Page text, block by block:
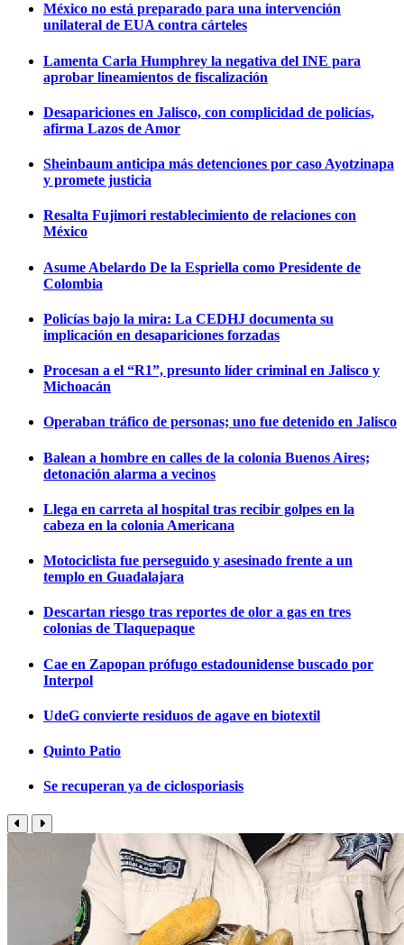
México no está preparado para una intervención
unilateral de EUA contra cárteles
Lamenta Carla Humphrey la negativa del INE para
aprobar lineamientos de fiscalización
Desapariciones en Jalisco, con complicidad de policías,
afirma Lazos de Amor
Sheinbaum anticipa más detenciones por caso Ayotzinapa
y promete justicia
Resalta Fujimori restablecimiento de relaciones con
México
Asume Abelardo De la Espriella como Presidente de
Colombia
Policías bajo la mira: La CEDHJ documenta su
implicación en desapariciones forzadas
Procesan a el “R1”, presunto líder criminal en Jalisco y
Michoacán
Operaban tráfico de personas; uno fue detenido en Jalisco
Balean a hombre en calles de la colonia Buenos Aires;
detonación alarma a vecinos
Llega en carreta al hospital tras recibir golpes en la
cabeza en la colonia Americana
Motociclista fue perseguido y asesinado frente a un
templo en Guadalajara
Descartan riesgo tras reportes de olor a gas en tres
colonias de Tlaquepaque
Cae en Zapopan prófugo estadounidense buscado por
Interpol
UdeG convierte residuos de agave en biotextil
Quinto Patio
Se recuperan ya de ciclosporiasis